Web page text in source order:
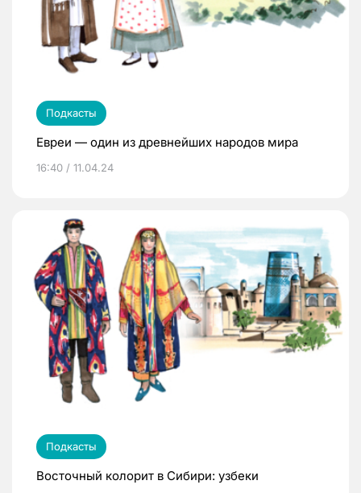
Подкасты
Евреи — один из древнейших народов мира
16:40 / 11.04.24
Подкасты
Восточный колорит в Сибири: узбеки